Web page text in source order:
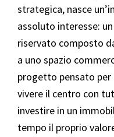
strategica, nasce
assoluto interesse:
riservato composto
a uno spazio
progetto pensato
vivere il centro con
investire in un
tempo il proprio